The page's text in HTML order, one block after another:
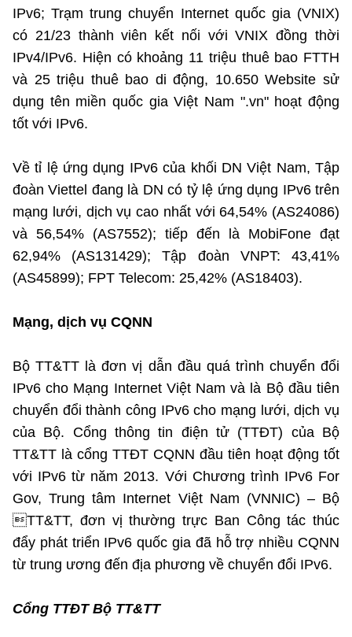
IPv6; Trạm trung chuyển Internet quốc gia (VNIX)
có 21/23 thành viên kết nối với VNIX đồng thời
IPv4/IPv6. Hiện có khoảng 11 triệu thuê bao FTTH
và 25 triệu thuê bao di động, 10.650 Website sử
dụng tên miền quốc gia Việt Nam ".vn" hoạt động
tốt với IPv6.
Về tỉ lệ ứng dụng IPv6 của khối DN Việt Nam, Tập
đoàn Viettel đang là DN có tỷ lệ ứng dụng IPv6 trên
mạng lưới, dịch vụ cao nhất với 64,54% (AS24086)
và 56,54% (AS7552); tiếp đến là MobiFone đạt
62,94% (AS131429); Tập đoàn VNPT: 43,41%
(AS45899); FPT Telecom: 25,42% (AS18403).
Mạng, dịch vụ CQNN
Bộ TT&TT là đơn vị dẫn đầu quá trình chuyển đổi
IPv6 cho Mạng Internet Việt Nam và là Bộ đầu tiên
chuyển đổi thành công IPv6 cho mạng lưới, dịch vụ
của Bộ. Cổng thông tin điện tử (TTĐT) của Bộ
TT&TT là cổng TTĐT CQNN đầu tiên hoạt động tốt
với IPv6 từ năm 2013. Với Chương trình IPv6 For
Gov, Trung tâm Internet Việt Nam (VNNIC) – Bộ
TT&TT, đơn vị thường trực Ban Công tác thúc
đẩy phát triển IPv6 quốc gia đã hỗ trợ nhiều CQNN
từ trung ương đến địa phương về chuyển đổi IPv6.
Cổng TTĐT Bộ TT&TT